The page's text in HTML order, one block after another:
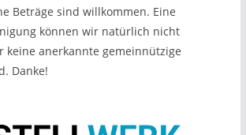
Beträge sind willkommen. Eine
können wir natürlich nicht
keine anerkannte gemeinnützige
Danke!